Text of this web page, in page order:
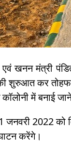
खनन मंत्री
की शुरुआत कर
में बनाई
जनवरी 2022
करेंगे।